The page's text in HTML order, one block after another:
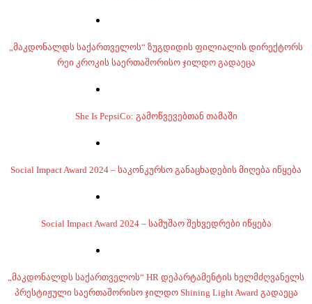
„მაკდონალდს საქართველოს“ ზუგდიდის ფილიალის დირექტორს
რეი კროკის საერთაშორისო ჯილდო გადაეცა
She Is PepsiCo: გამოწვევებთან თამაში
Social Impact Award 2024 – საკონკურსო განაცხადების მიღება იწყება
Social Impact Award 2024 – სამუშაო შეხვედრები იწყება
„მაკდონალდს საქართველოს“ HR დეპარტამენტის ხელმძღვანელს
პრესტიჟული საერთაშორისო ჯილდო Shining Light Award გადაეცა